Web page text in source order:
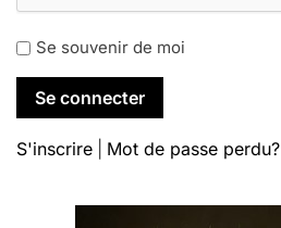
Se souvenir de moi
S'inscrire Mot de passe perdu?